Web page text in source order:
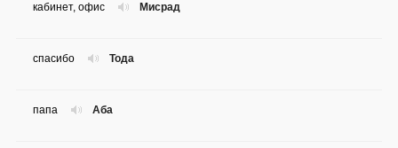
Мисрад
кабинет, офис
Тода
спасибо
Аба
папа